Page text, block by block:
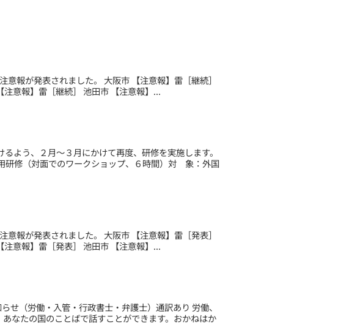
報が発表されました。 大阪市 【注意報】雷［継続］
意報】雷［継続］ 池田市 【注意報】...
よう、２月～３月にかけて再度、研修を実施します。
修（対面でのワークショップ、６時間）対 象：外国
報が発表されました。 大阪市 【注意報】雷［発表］
意報】雷［発表］ 池田市 【注意報】...
せ（労働・入管・行政書士・弁護士）通訳あり 労働、
なたの国のことばで話すことができます。おかねはか